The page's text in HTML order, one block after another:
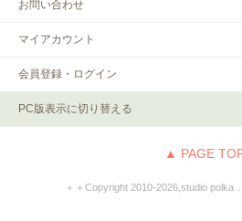
お問い合わせ
マイアカウント
会員登録・ログイン
PC版表示に切り替える
▲ PAGE
＋＋Copyright 2010‐2026,studio polka